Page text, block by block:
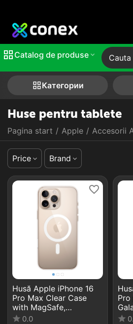
Catalog de produse
Категории
Huse pentru tablete
Pagina start / Apple / Accesorii
Price Brand
Husă Apple iPhone 16
Pro Max Clear Case
with MagSafe,
Transparent
0.0
Pro